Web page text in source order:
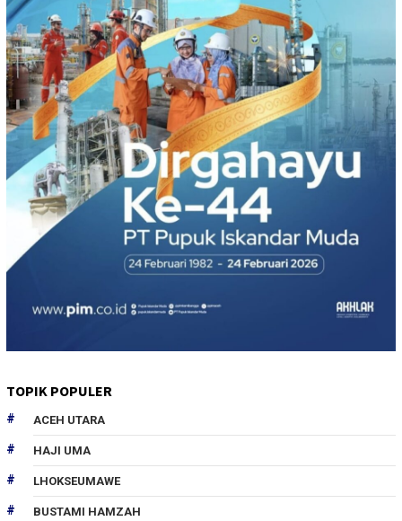
TOPIK POPULER
ACEH UTARA
HAJI UMA
LHOKSEUMAWE
BUSTAMI HAMZAH